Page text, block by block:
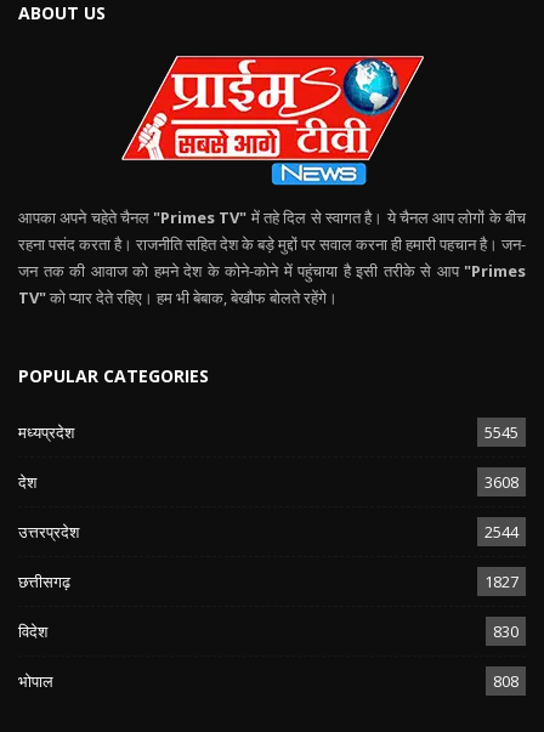
ABOUT US
आपका अपने चहेते चैनल "Primes TV" में तहे दिल से स्वागत है। ये चैनल आप लोगों के बीच
रहना पसंद करता है। राजनीति सहित देश के बड़े मुद्दों पर सवाल करना ही हमारी पहचान है। जन-
जन तक की आवाज को हमने देश के कोने-कोने में पहुंचाया है इसी तरीके से आप "Primes
TV"को प्यार देते रहिए। हम भी बेबाक, बेखौफ बोलते रहेंगे।
POPULAR CATEGORIES
मध्यप्रदेश 5545
देश 3608
उत्तरप्रदेश 2544
छत्तीसगढ़ 1827
विदेश 830
भोपाल 808